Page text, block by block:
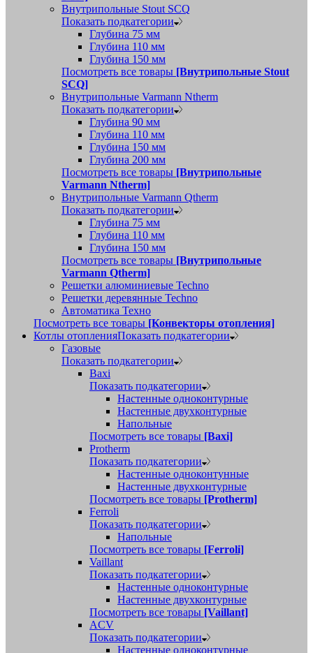
Внутрипольные Stout SCQ
Показать подкатегории
Глубина 75 мм
Глубина 110 мм
Глубина 150 мм
Посмотреть все товары [Внутрипольные Stout
SCQ]
Внутрипольные Varmann Ntherm
Показать подкатегории
Глубина 90 мм
Глубина 110 мм
Глубина 150 мм
Глубина 200 мм
Посмотреть все товары [Внутрипольные
Varmann Ntherm]
Внутрипольные Varmann Qtherm
Показать подкатегории
Глубина 75 мм
Глубина 110 мм
Глубина 150 мм
Посмотреть все товары [Внутрипольные
Varmann Qtherm]
Решетки алюминиевые Techno
Решетки деревянные Techno
Автоматика Техно
Посмотреть все товары [Конвекторы отопления]
Котлы отопленияПоказать подкатегории
Газовые
Показать подкатегории
Baxi
Показать подкатегории
Настенные одноконтурные
Настенные двухконтурные
Напольные
Посмотреть все товары [Baxi]
Protherm
Показать подкатегории
Настенные одноконтунные
Настенные двухконтурные
Посмотреть все товары [Protherm]
Ferroli
Показать подкатегории
Напольные
Посмотреть все товары [Ferroli]
Vaillant
Показать подкатегории
Настенные одноконтурные
Настенные двухконтурные
Посмотреть все товары [Vaillant]
ACV
Показать подкатегории
Настенные одноконтурные